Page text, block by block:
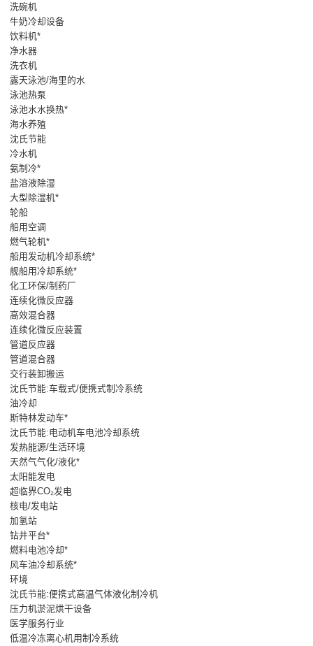
洗碗机
牛奶冷却设备
饮料机*
净水器
洗衣机
露天泳池/海里的水
泳池热泵
泳池水水换热*
海水养殖
沈氏节能
冷水机
氨制冷*
盐溶液除湿
大型除湿机*
轮船
船用空调
燃气轮机*
船用发动机冷却系统*
舰船用冷却系统*
化工环保/制药厂
连续化微反应器
高效混合器
连续化微反应装置
管道反应器
管道混合器
交行装卸搬运
沈氏节能:车载式/便携式制冷系统
油冷却
斯特林发动车*
沈氏节能:电动机车电池冷却系统
发热能源/生活环境
天然气气化/液化*
太阳能发电
超临界CO₂发电
核电/发电站
加氢站
钻井平台*
燃料电池冷却*
风车油冷却系统*
环境
沈氏节能:便携式高温气体液化制冷机
压力机淤泥烘干设备
医学服务行业
低温冷冻离心机用制冷系统